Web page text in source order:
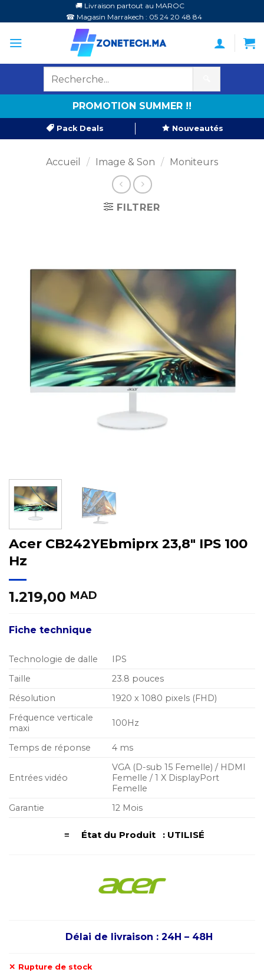
au
contenu
🚚 Livraison partout au MAROC
☎ Magasin Marrakech : 05 24 20 48 84
PROMOTION SUMMER !!
Pack Deals Nouveautés
Accueil / Image & Son / Moniteurs
FILTRER
Acer CB242YEbmiprx 23,8″ IPS 100
Hz
1.219,00 MAD
Fiche technique
Technologie de dalle
IPS
Taille
23.8 pouces
Résolution
1920 x 1080 pixels (FHD)
Fréquence verticale
maxi
100Hz
Temps de réponse 4 ms
Entrées vidéo
VGA (D-sub 15 Femelle) / HDMI
Femelle / 1 X DisplayPort
Femelle
Garantie
12 Mois
≡ État du Produit : UTILISÉ
Délai de livraison : 24H – 48H
Rupture de stock